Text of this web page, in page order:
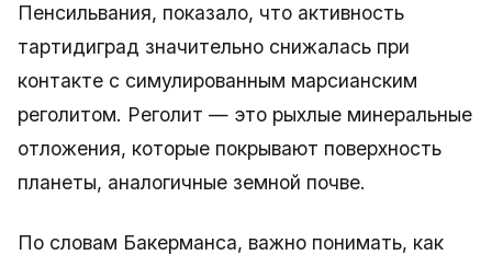
Пенсильвания, показало, что активность
тартидиград значительно снижалась при
контакте с симулированным марсианским
реголитом. Реголит — это рыхлые минеральные
отложения, которые покрывают поверхность
планеты, аналогичные земной почве.
По словам Бакерманса, важно понимать, как